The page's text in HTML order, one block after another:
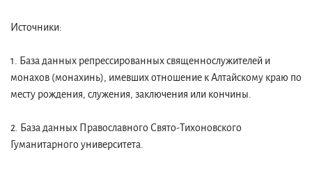
Источники:
1. База данных репрессированных священнослужителей и
монахов (монахинь), имевших отношение к Алтайскому краю по
месту рождения, служения, заключения или кончины.
2. База данных Православного Свято-Тихоновского
Гуманитарного университета.